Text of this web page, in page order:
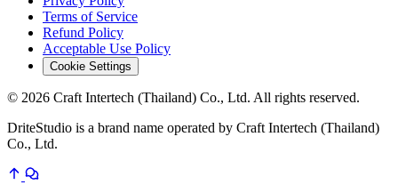
Terms of Service
Refund Policy
Acceptable Use Policy
Cookie Settings
© 2026 Craft Intertech (Thailand) Co., Ltd. All rights reserved.
DriteStudio is a brand name operated by Craft Intertech (Thailand)
Co., Ltd.